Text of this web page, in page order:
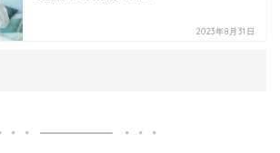
2023年8月31日